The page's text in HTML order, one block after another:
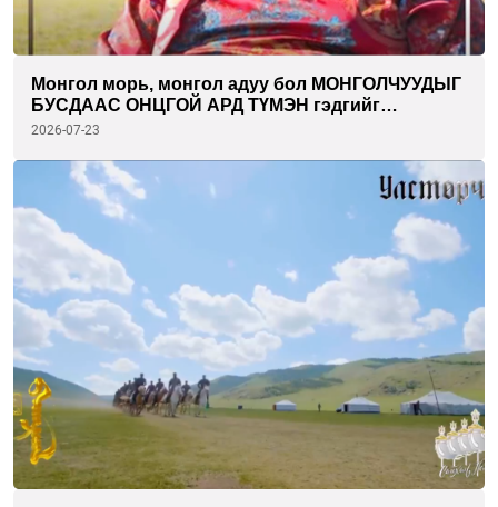
Монгол морь, монгол адуу бол МОНГОЛЧУУДЫГ
БУСДААС ОНЦГОЙ АРД ТҮМЭН гэдгийг
илэрхийлсэн ТАМГА гэж ойлгож болно.
2026-07-23